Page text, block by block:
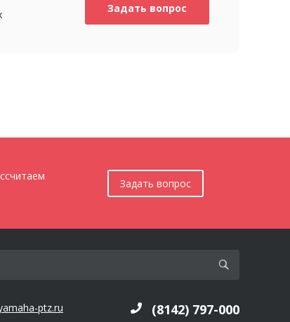
Задать вопрос
Задать вопрос
ptz.ru (8142) 797-000